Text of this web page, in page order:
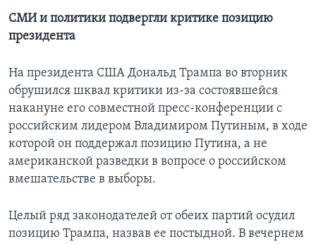
Языки
СМИ и политики подвергли критике позицию
президента
На президента США Дональд Трампа во вторник
обрушился шквал критики из-за состоявшейся
накануне его совместной пресс-конференции с
российским лидером Владимиром Путиным, в ходе
которой он поддержал позицию Путина, а не
американской разведки в вопросе о российском
вмешательстве в выборы.
Целый ряд законодателей от обеих партий осудил
позицию Трампа, назвав ее постыдной. В вечернем